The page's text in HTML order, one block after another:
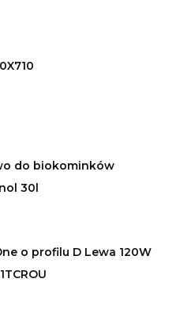
do biokominków
30l
o profilu D Lewa 120W